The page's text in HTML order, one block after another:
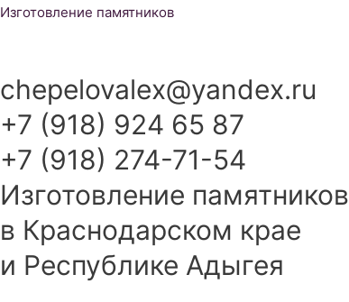
Перейти
Изготовление памятников
chepelovalex@yandex.ru
+7 (918) 924 65 87
+7 (918) 274-71-54
Изготовление памятников
в Краснодарском крае
и Республике Адыгея